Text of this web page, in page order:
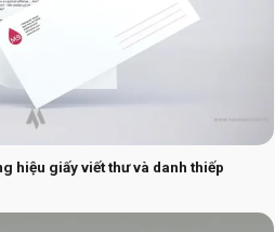
hiệu giấy viết thư và danh thiếp